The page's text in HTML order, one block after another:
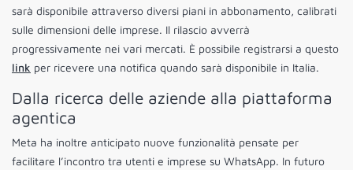
sarà disponibile attraverso diversi piani in abbonamento, calibrati
sulle dimensioni delle imprese. Il rilascio avverrà
progressivamente nei vari mercati. È possibile registrarsi a questo
link per ricevere una notifica quando sarà disponibile in Italia.
Dalla ricerca delle aziende alla piattaforma
agentica
Meta ha inoltre anticipato nuove funzionalità pensate per
facilitare l’incontro tra utenti e imprese su WhatsApp. In futuro